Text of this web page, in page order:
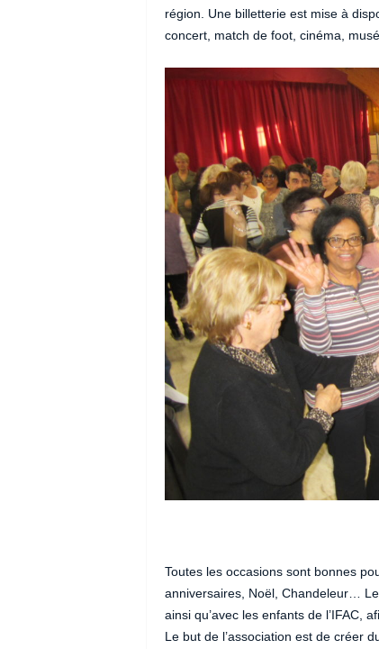
région. Une billetterie est mise à
concert, match de foot, cinéma,
Toutes les occasions sont bonnes
anniversaires, Noël, Chandeleur…
ainsi qu’avec les enfants de l’IFAC,
Le but de l’association est de créer